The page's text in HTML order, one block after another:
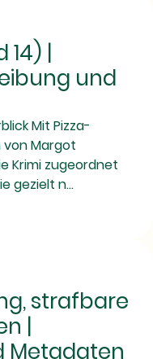
14) |
und
Mit Pizza-
von Margot
Krimi zugeordnet
gezielt n...
strafbare
|
Metadaten